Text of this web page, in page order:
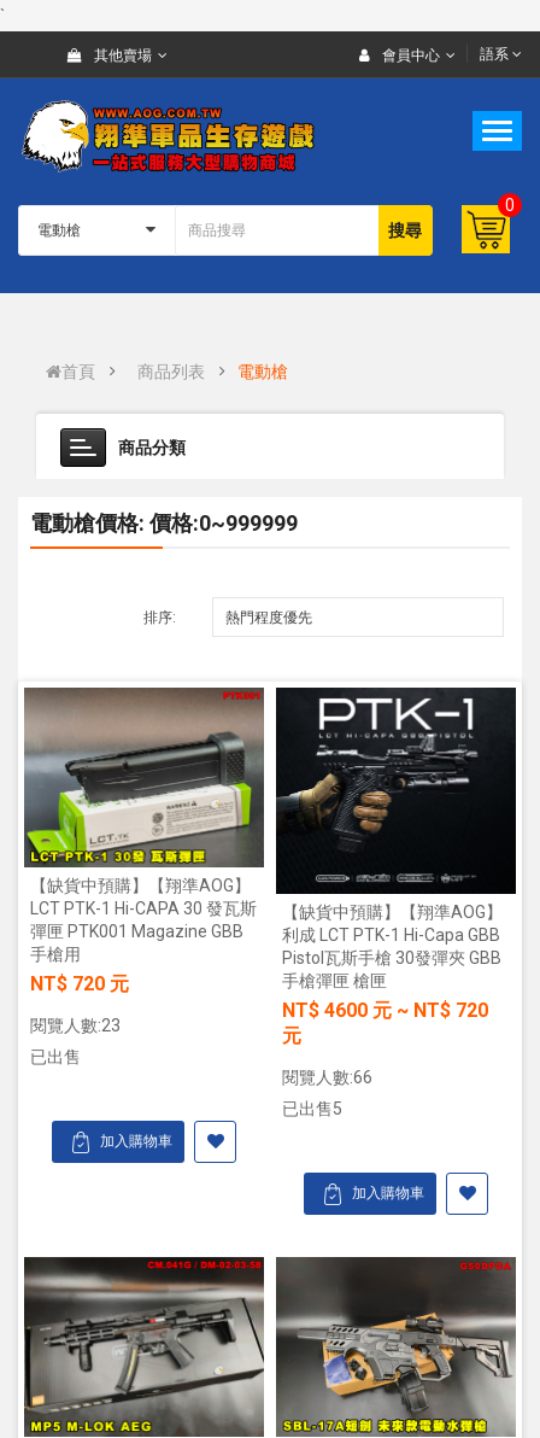
`
其他賣場 會員中心 語系
搜尋
0
首頁 商品列表 電動槍
商品分類
電動槍價格: 價格:0~999999
排序:
【缺貨中預購】【翔準AOG】
LCT PTK-1 Hi-CAPA 30 發瓦斯
彈匣 PTK001 Magazine GBB
手槍用
NT$ 720 元
閱覽人數:23
已出售
加入購物車
【缺貨中預購】【翔準AOG】
利成 LCT PTK-1 Hi-Capa GBB
Pistol瓦斯手槍 30發彈夾 GBB
手槍彈匣 槍匣
NT$ 4600 元 ~ NT$ 720
元
閱覽人數:66
已出售5
加入購物車